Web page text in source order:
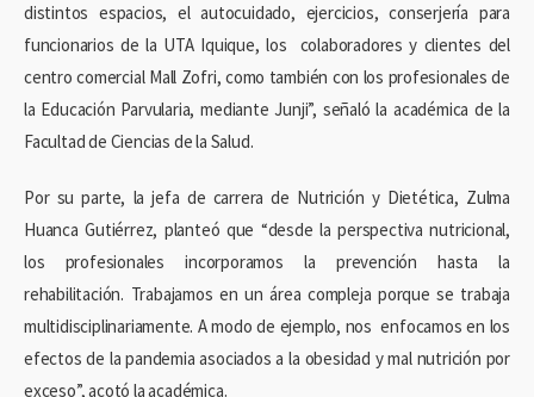
distintos espacios, el autocuidado, ejercicios, conserjería para
funcionarios de la UTA Iquique, los colaboradores y clientes del
centro comercial Mall Zofri, como también con los profesionales de
la Educación Parvularia, mediante Junji”, señaló la académica de la
Facultad de Ciencias de la Salud.
Por su parte, la jefa de carrera de Nutrición y Dietética, Zulma
Huanca Gutiérrez, planteó que “desde la perspectiva nutricional,
los profesionales incorporamos la prevención hasta la
rehabilitación. Trabajamos en un área compleja porque se trabaja
multidisciplinariamente. A modo de ejemplo, nos enfocamos en los
efectos de la pandemia asociados a la obesidad y mal nutrición por
exceso”, acotó la académica.